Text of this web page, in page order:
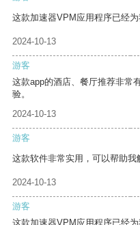
这款加速器VPM应用程序已经
2024-10-13
游客
这款app的酒店、餐厅推荐非常
验。
2024-10-13
游客
这款软件非常实用，可以帮助我
2024-10-13
游客
这款加速器VPM应用程序已经